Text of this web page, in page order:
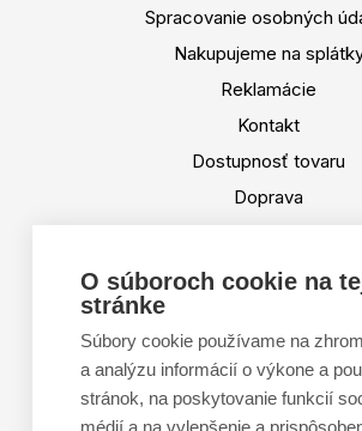
Spracovanie osobných
Nakupujeme na
Reklamácie
Kontakt
Dostupnosť tovaru
Doprava
Výmena a vrátenie
Doporučená dĺžka lyží
Vypaľovanie papúč
Veľkosti skeletu
O súboroch cookie na
stránke
Súbory cookie používame na
a analýzu informácií o výkone a
stránok, na poskytovanie funkcií
médií a na vylepšenie a